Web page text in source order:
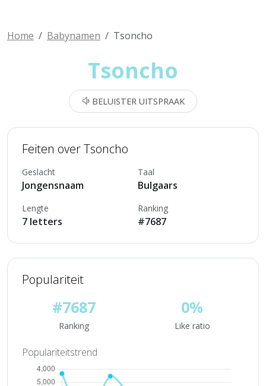
Home Babynamen Tsoncho
Tsoncho
BELUISTER UITSPRAAK
Feiten over Tsoncho
Geslacht
Jongensnaam
Taal
Bulgaars
Lengte
7 letters
Ranking
#7687
Populariteit
#7687
Ranking
0%
Like ratio
Populariteitstrend